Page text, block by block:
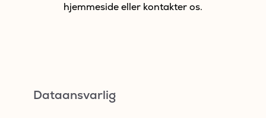
hjemmeside eller kontakter os.
Dataansvarlig